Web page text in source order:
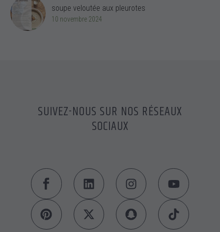
soupe veloutée aux pleurotes
10 novembre 2024
SUIVEZ-NOUS SUR NOS RÉSEAUX
SOCIAUX